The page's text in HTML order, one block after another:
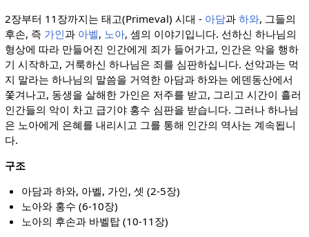
2장부터 11장까지는 태고(Primeval) 시대 - 아담과 하와, 그들의
후손, 즉 가인과 아벨, 노아, 셈의 이야기입니다. 선하신 하나님의
형상에 따라 만들어진 인간에게 죄가 들어가고, 인간은 악을 행하
기 시작하고, 거룩하신 하나님은 죄를 심판하십니다. 선악과는 먹
지 말라는 하나님의 말씀을 거역한 아담과 하와는 에덴동산에서
쫓겨나고, 동생을 살해한 가인은 저주를 받고, 그리고 시간이 흘러
인간들의 악이 차고 급기야 홍수 심판을 받습니다. 그러나 하나님
은 노아에게 은혜를 내리시고 그를 통해 인간의 역사는 계속됩니
다.
구조
아담과 하와, 아벨, 가인, 셋 (2-5장)
노아와 홍수 (6-10장)
노아의 후손과 바벨탑 (10-11장)